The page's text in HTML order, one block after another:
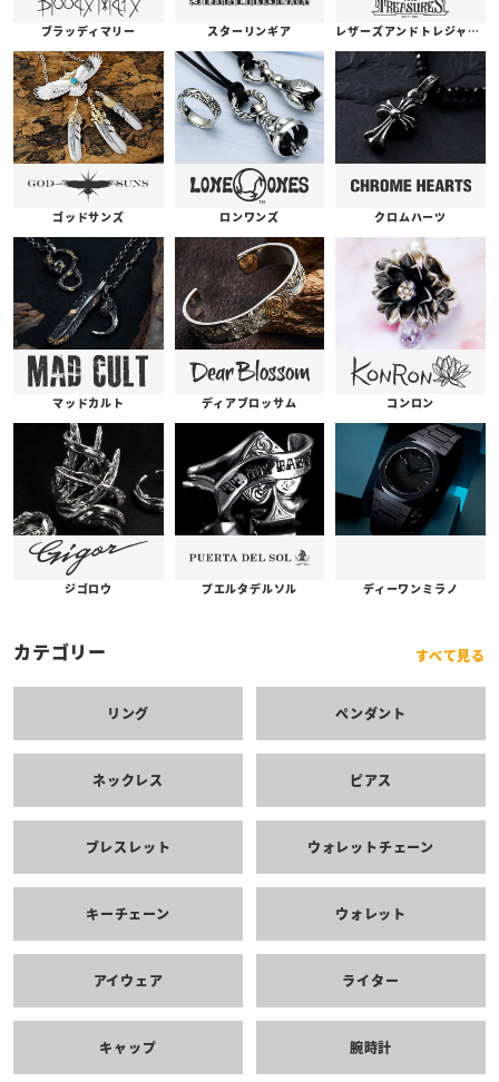
ブラッディマリー スターリンギア レザーズアンドトレジャーズ
ゴッドサンズ ロンワンズ クロムハーツ
マッドカルト ディアブロッサム コンロン
ジゴロウ プエルタデルソル ディーワンミラノ
カテゴリー すべて見る
リング ペンダント
ネックレス ピアス
ブレスレット ウォレットチェーン
キーチェーン ウォレット
アイウェア ライター
キャップ 腕時計